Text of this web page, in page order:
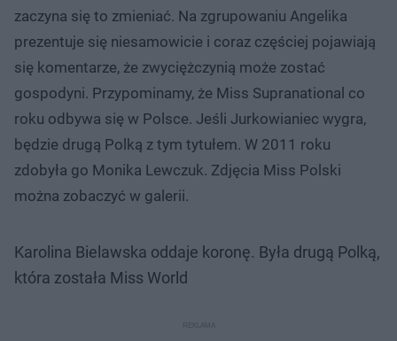
zaczyna się to zmieniać. Na zgrupowaniu Angelika
prezentuje się niesamowicie i coraz częściej pojawiają
się komentarze, że zwyciężczynią może zostać
gospodyni. Przypominamy, że Miss Supranational co
roku odbywa się w Polsce. Jeśli Jurkowianiec wygra,
będzie drugą Polką z tym tytułem. W 2011 roku
zdobyła go Monika Lewczuk. Zdjęcia Miss Polski
można zobaczyć w galerii.
Karolina Bielawska oddaje koronę. Była drugą Polką,
która została Miss World